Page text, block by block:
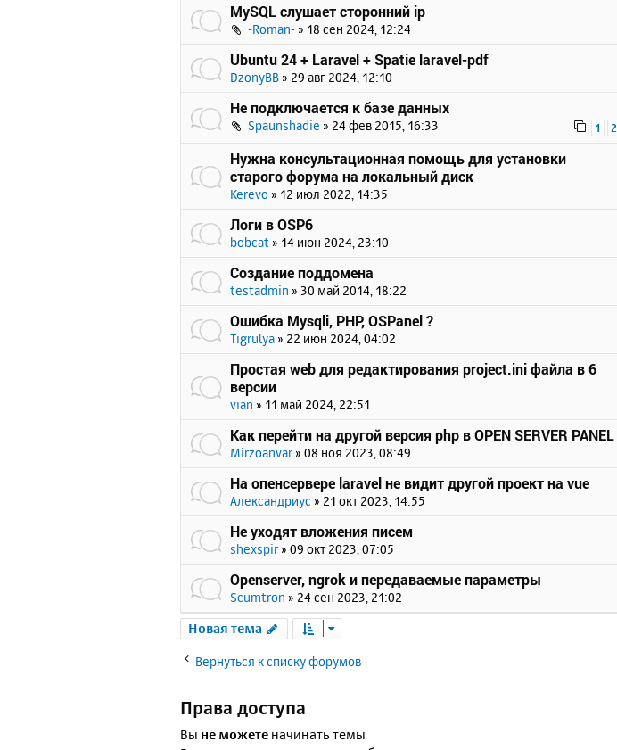
MySQL слушает сторонний ip
-Roman-» 18 сен 2024, 12:24
Ubuntu 24 + Laravel + Spatie laravel-pdf
DzonyBB » 29 авг 2024, 12:10
Не подключается к базе данных
Spaunshadie » 24 фев 2015, 16:33 1 2
Нужна консультационная помощь для установки
старого форума на локальный диск
Kerevo » 12 июл 2022, 14:35
Логи в OSP6
bobcat » 14 июн 2024, 23:10
Создание поддомена
testadmin » 30 май 2014, 18:22
Ошибка Mysqli, PHP, OSPanel ?
Tigrulya » 22 июн 2024, 04:02
Простая web для редактирования project.ini файла в 6
версии
vian » 11 май 2024, 22:51
Как перейти на другой версия php в OPEN SERVER PANEL
Mirzoanvar » 08 ноя 2023, 08:49
На опенсервере laravel не видит другой проект на vue
Александриус » 21 окт 2023, 14:55
Не уходят вложения писем
shexspir » 09 окт 2023, 07:05
Openserver, ngrok и передаваемые параметры
Scumtron » 24 сен 2023, 21:02
Новая тема
Вернуться к списку форумов
Права доступа
Вы не можете начинать темы